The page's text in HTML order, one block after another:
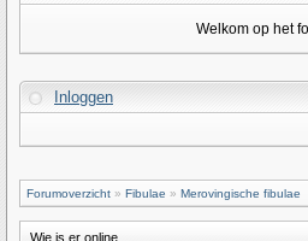
Welkom op het
Inloggen
Forumoverzicht » Fibulae » Merovingische fibulae
Wie is er online